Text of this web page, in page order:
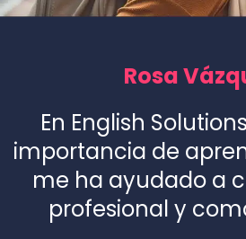
Rosa
En English
importancia de
me ha ayudado a
profesional y